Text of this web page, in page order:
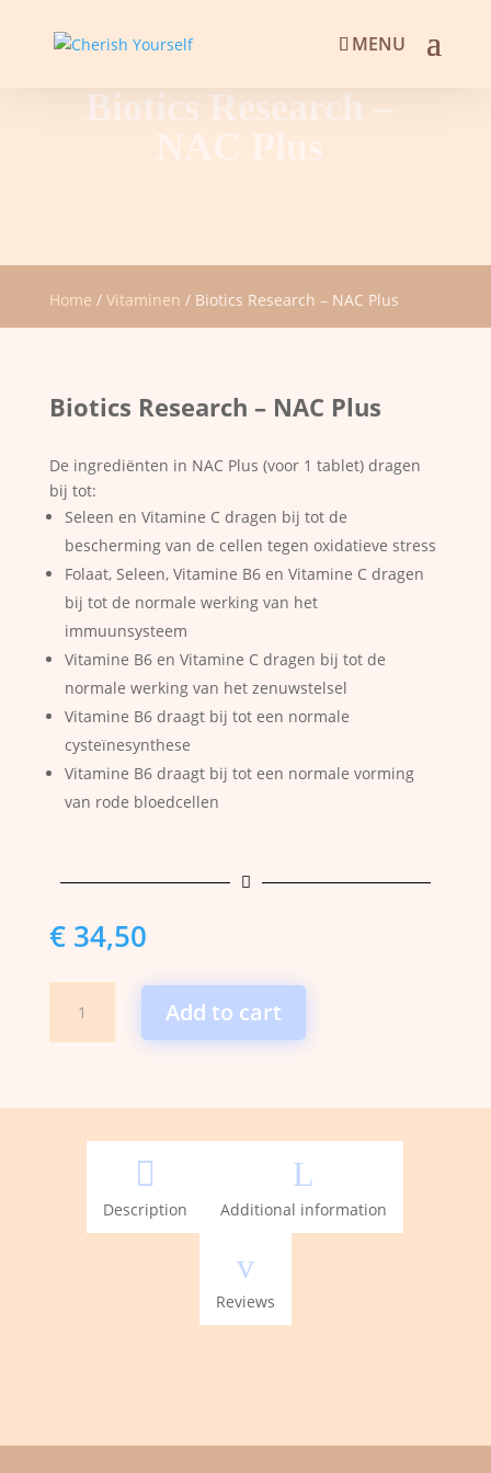
Biotics Research –
Home / Vitaminen / Biotics Research – NAC Plus
Biotics Research – NAC Plus
De ingrediënten in NAC Plus (voor 1 tablet) dragen
bij tot:
Seleen en Vitamine C dragen bij tot de
bescherming van de cellen tegen oxidatieve stress
Folaat, Seleen, Vitamine B6 en Vitamine C dragen
bij tot de normale werking van het
immuunsysteem
Vitamine B6 en Vitamine C dragen bij tot de
normale werking van het zenuwstelsel
Vitamine B6 draagt bij tot een normale
cysteïnesynthese
Vitamine B6 draagt bij tot een normale vorming
van rode bloedcellen

€34,50
Research
-
Add to cart

Description
L
Additional information
v
Reviews